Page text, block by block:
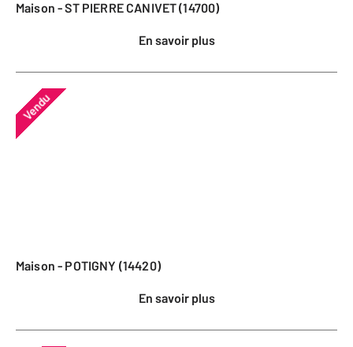
Maison - ST PIERRE CANIVET (14700)
En savoir plus
Vendu
Maison - POTIGNY (14420)
En savoir plus